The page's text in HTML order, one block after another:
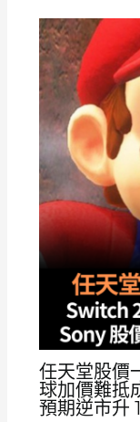
任天堂股
球加價難抵
預期逆市升